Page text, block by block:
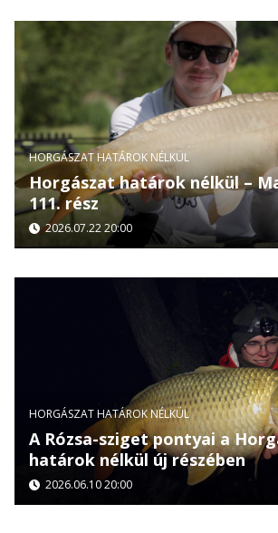
HORGÁSZAT HATÁROK NÉLKÜL
Horgászat határok nélkül –
111. rész
2026.07.22 20:00
HORGÁSZAT HATÁROK NÉLKÜL
A Rózsa-sziget pontyai a
határok nélkül új részében
2026.06.10 20:00